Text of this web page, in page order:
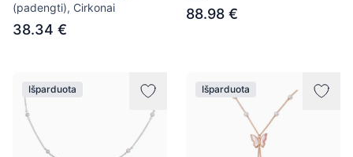
(padengti), Cirkonai
38.34 €
88.98 €
Išparduota Išparduota